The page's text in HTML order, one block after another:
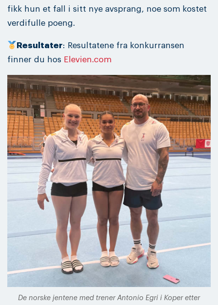
fikk hun et fall i sitt nye avsprang, noe som kostet
verdifulle poeng.
Resultater: Resultatene fra konkurransen
finner du hos Elevien.com
De norske jentene med trener Antonio Egri i Koper etter